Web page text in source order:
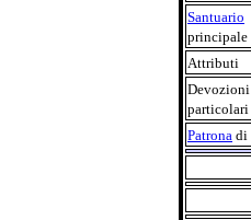
Santuario
principale
Attributi
Devozioni
particolari
Patrona di